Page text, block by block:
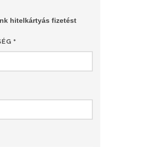
hitelkártyás fizetést
*